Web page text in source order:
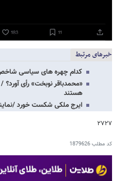
خبرهای مرتبط
کدام چهره های سیاسی
«محمدباقر نوبخت» رأی
هستند
ایرج ملکی شکست خورد /
۲۷۲۷
کد مطلب1879626